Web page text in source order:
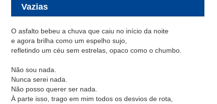
Vazias
O asfalto bebeu a chuva que caiu no início da noite
e agora brilha como um espelho sujo,
refletindo um céu sem estrelas, opaco como o chumbo.
Não sou nada.
Nunca serei nada.
Não posso querer ser nada.
À parte isso, trago em mim todos os desvios de rota,